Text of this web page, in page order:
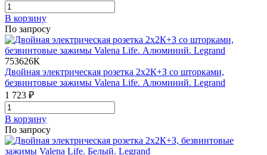
В корзинy
По запросу
753626К
Двойная электрическая розетка 2х2К+З со шторками,
безвинтовые зажимы Valena Life. Алюминий. Legrand
1 723 ₽
В корзинy
По запросу